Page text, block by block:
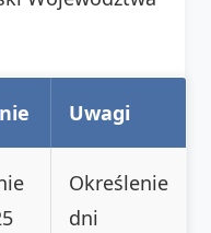
Uwagi
Określenie
dni